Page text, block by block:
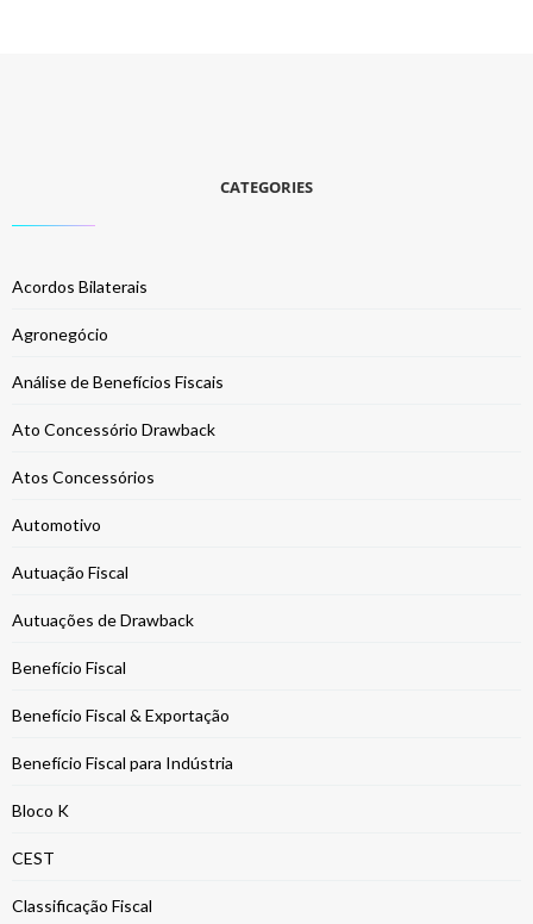
CATEGORIES
Acordos Bilaterais
Agronegócio
Análise de Benefícios Fiscais
Ato Concessório Drawback
Atos Concessórios
Automotivo
Autuação Fiscal
Autuações de Drawback
Benefício Fiscal
Benefício Fiscal & Exportação
Benefício Fiscal para Indústria
Bloco K
CEST
Classificação Fiscal